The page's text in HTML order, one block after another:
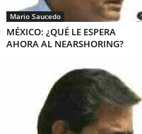
Mario Saucedo
MÉXICO: ¿QUÉ LE ESPERA
AHORA AL NEARSHORING?